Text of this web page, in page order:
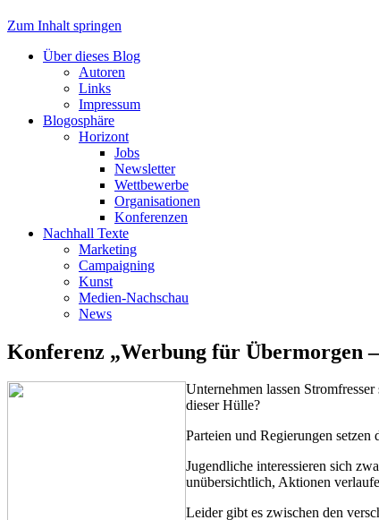
Zum Inhalt springen
Über dieses Blog
Autoren
Links
Impressum
Blogosphäre
Horizont
Jobs
Newsletter
Wettbewerbe
Organisationen
Konferenzen
Nachhall Texte
Marketing
Campaigning
Kunst
Medien-Nachschau
News
Konferenz „Werbung für Übermorgen
Unternehmen lassen
dieser Hülle?
Parteien und Regierungen
Jugendliche interessieren sich
unübersichtlich, Aktionen
Leider gibt es zwischen den